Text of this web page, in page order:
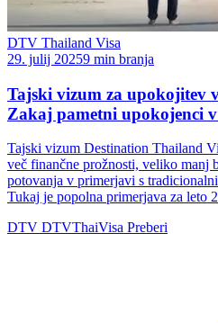
DTV Thailand Visa
29. julij 20259 min branja
Tajski vizum za upokojitev
Zakaj pametni upokojenci
Tajski vizum Destination Thailand
več finančne prožnosti, veliko manj
potovanja v primerjavi s
Tukaj je popolna primerjava za leto
DTV DTVThaiVisa Preberi